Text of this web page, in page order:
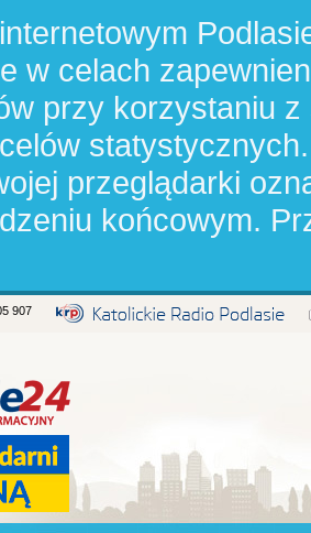
w celach
przy korzystaniu
przeglądarki
końcowym.
907